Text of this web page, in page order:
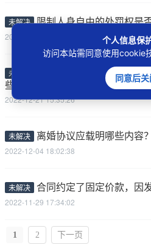
未解决 限制人身自由的处罚权是
2023-02-27 21:53:45
未解决
复制发行、传播、销售著
些侵犯著作权刑事风险？
2022-12-21 15:35:26
未解决 离婚协议应载明哪些内容？
2022-12-04 18:02:38
未解决 合同约定了固定价款，因
2022-11-29 17:34:02
1 2 下一页
个人信息保
访问本站需同意使用cookie
同意后关